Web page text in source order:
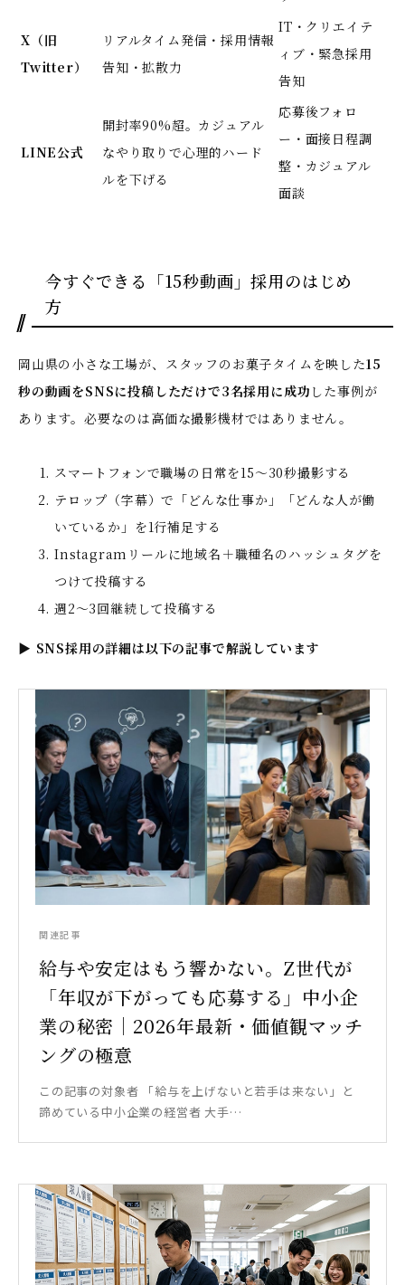
X（旧
Twitter）
リアルタイム発信・採用情報
告知・拡散力
IT・クリエイテ
ィブ・緊急採用
告知
LINE公式
開封率90%超。カジュアル
なやり取りで心理的ハード
ルを下げる
応募後フォロ
ー・面接日程調
整・カジュアル
面談
今すぐできる「15秒動画」採用のはじめ
方
岡山県の小さな工場が、スタッフのお菓子タイムを映した15
秒の動画をSNSに投稿しただけで3名採用に成功 した事例が
あります。必要なのは高価な撮影機材ではありません。
スマートフォンで職場の日常を15〜30秒撮影する
テロップ（字幕）で「どんな仕事か」「どんな人が働
いているか」を1行補足する
Instagramリールに地域名＋職種名のハッシュタグを
つけて投稿する
週2〜3回継続して投稿する
▶ SNS採用の詳細は以下の記事で解説しています
関連記事
給与や安定はもう響かない。Z世代が
「年収が下がっても応募する」中小企
業の秘密｜2026年最新・価値観マッチ
ングの極意
この記事の対象者 「給与を上げないと若手は来ない」と
諦めている中小企業の経営者 大手…